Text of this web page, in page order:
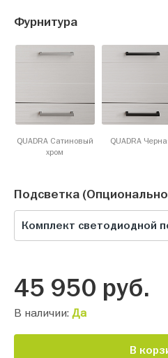
Фурнитура
QUADRA Сатиновый
хром
QUADRA
Подсветка
45 950 руб.
В наличии: Да
В